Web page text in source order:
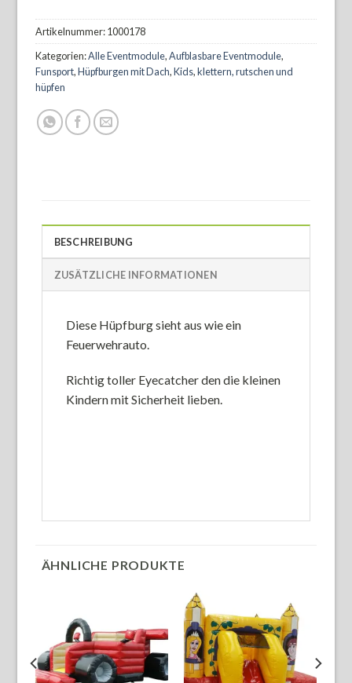
Artikelnummer:1000178
Kategorien:Alle Eventmodule,Aufblasbare Eventmodule,
Funsport,Hüpfburgen mit Dach,Kids,klettern, rutschen und
hüpfen
BESCHREIBUNG
ZUSÄTZLICHE INFORMATIONEN
Diese Hüpfburg sieht aus wie ein
Feuerwehrauto.
Richtig toller Eyecatcher den die kleinen
Kindern mit Sicherheit lieben.
ÄHNLICHE PRODUKTE